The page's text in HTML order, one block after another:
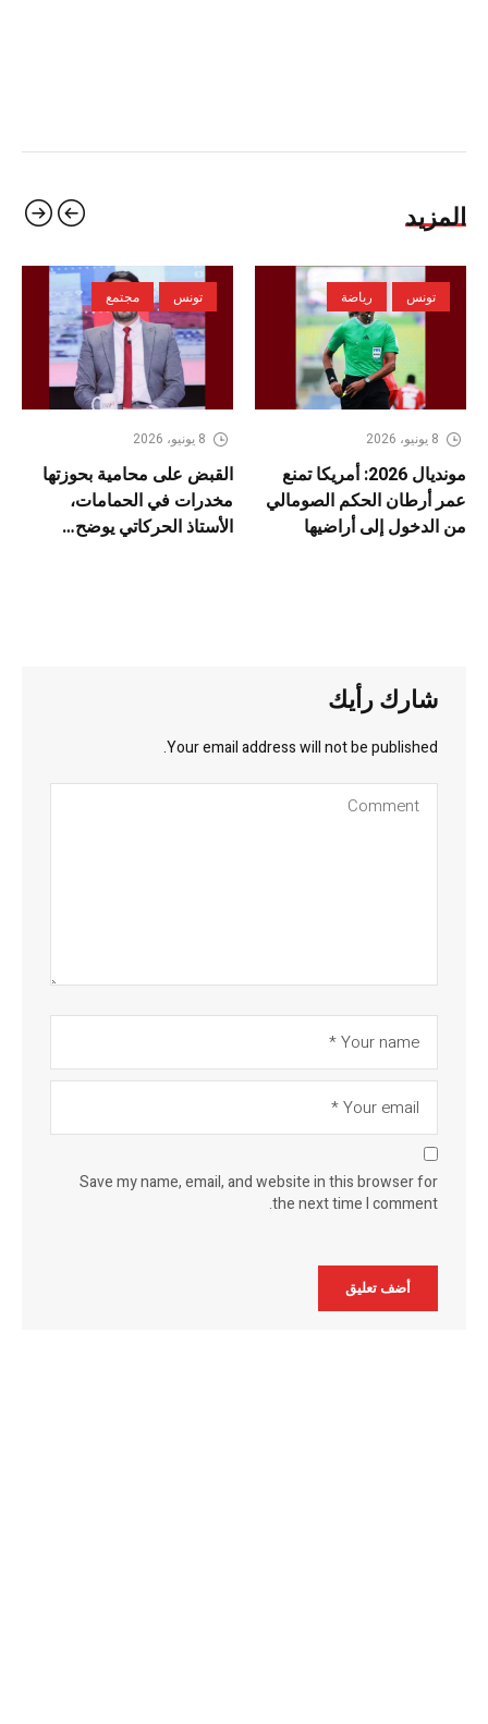
المزيد
تونس رياضة
8 يونيو، 2026
مونديال 2026: أمريكا تمنع
عمر أرطان الحكم الصومالي
من الدخول إلى أراضيها
تونس مجتمع
8 يونيو، 2026
القبض على محامية بحوزتها
مخدرات في الحمامات،
الأستاذ الحركاتي يوضح…
شارك رأيك
Your email address will not be published.
Save my name, email, and website in this browser for
the next time I comment.